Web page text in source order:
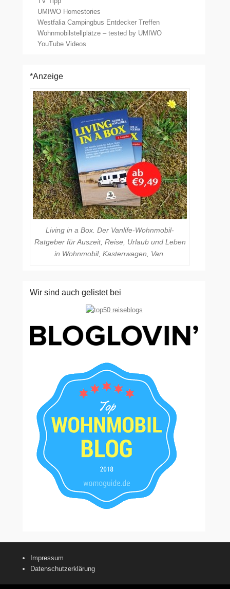
UMIWO Homestories
Westfalia Campingbus Entdecker Treffen
Wohnmobilstellplätze – tested by UMIWO
YouTube Videos
*Anzeige
Living in a Box. Der Vanlife-Wohnmobil-
Ratgeber für Auszeit, Reise, Urlaub und Leben
in Wohnmobil, Kastenwagen, Van.
Wir sind auch gelistet bei
Impressum
Datenschutzerklärung